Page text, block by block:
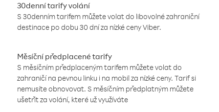
30denní tarify volání
S 30denním tarifem můžete volat do libovolné zahraniční
destinace po dobu 30 dní za nízké ceny Viber.
Měsíční předplacené tarify
S měsíčním předplaceným tarifem můžete volat do
zahraničí na pevnou linku i na mobil za nízké ceny. Tarif si
nemusíte obnovovat. S měsíčním předplatným můžete
ušetřit za volání, které už využíváte